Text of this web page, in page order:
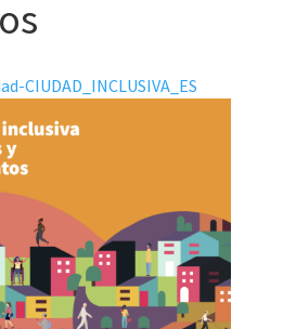
CIUDAD_INCLUSIVA_ES